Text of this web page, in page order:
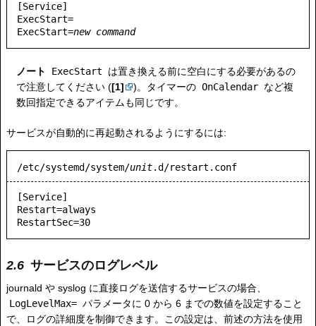
[Service]
ExecStart=
ExecStart=new command
ノート ExecStart
は置き換える前に空白にする必要があるの
で注意してください ([1] )。タイマーの OnCalendar など複
数回指定できるアイテムも同じです。
サービスが自動的に再起動されるようにするには:
/etc/systemd/system/unit.d/restart.conf
[Service]
Restart=always
RestartSec=30
サービスのログレベル
journald や syslog に直接ログを送信するサービスの場合、
LogLevelMax= パラメータに 0 から 6 までの数値を設定すること
で、ログの詳細度を制御できます。この設定は、前述の方法を使用